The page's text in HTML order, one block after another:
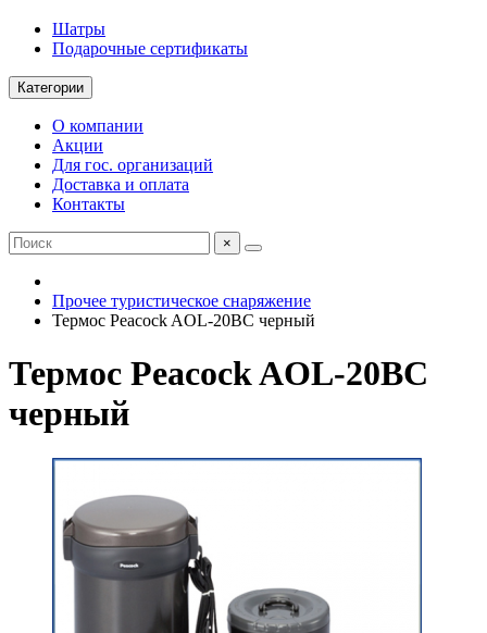
Шатры
Подарочные сертификаты
Категории
О компании
Акции
Для гос. организаций
Доставка и оплата
Контакты
×
Прочее туристическое снаряжение
Термос Peacock AOL-20BC черный
Термос Peacock AOL-20BC
черный